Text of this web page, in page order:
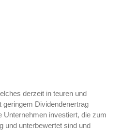
derzeit in teuren und
geringem Dividendenertrag
Unternehmen investiert, die zum
und unterbewertet sind und